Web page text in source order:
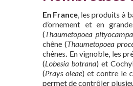
En France, les produits à
d’ornement et en
(Thaumetopoea pityocampa
chêne (Thaumetopoea
chênes. En vignoble, les
(Lobesia botrana) et
(Prays oleae) et contre le
permet de contrôler